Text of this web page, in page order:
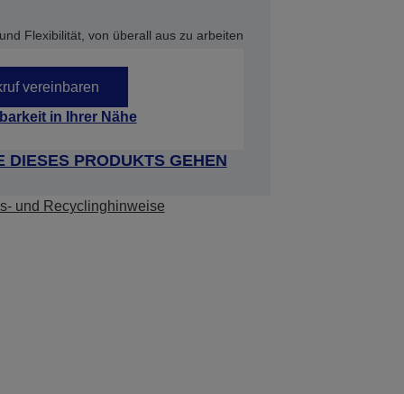
Flexibilität, von überall aus zu arbeiten
vereinbaren
in Ihrer Nähe
DIESES PRODUKTS GEHEN
und Recyclinghinweise